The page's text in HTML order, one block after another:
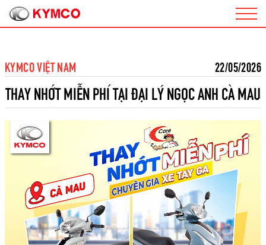
KYMCO VIỆT NAM 22/05/2026
THAY NHỚT MIỄN PHÍ TẠI ĐẠI LÝ NGỌC ANH CÀ MAU